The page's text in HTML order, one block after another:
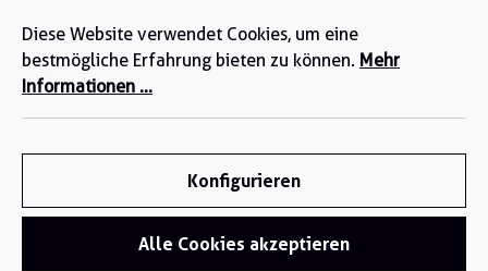
springen
PVC-Schürzen
Diese Website verwendet Cookies, um eine
bestmögliche Erfahrung bieten zu können. Mehr
Informationen ...
Konfigurieren
Alle Cookies akzeptieren